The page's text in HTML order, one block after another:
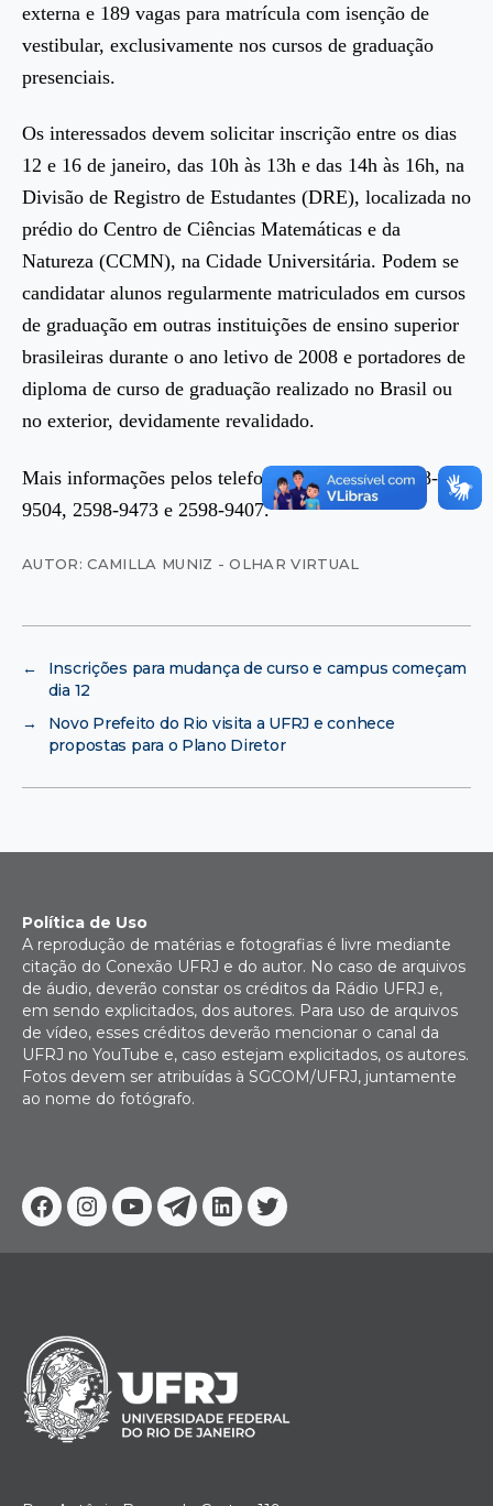
externa e 189 vagas para matrícula com isenção de
vestibular, exclusivamente nos cursos de graduação
presenciais.
Os interessados devem solicitar inscrição entre os dias
12 e 16 de janeiro, das 10h às 13h e das 14h às 16h, na
Divisão de Registro de Estudantes (DRE), localizada no
prédio do Centro de Ciências Matemáticas e da
Natureza (CCMN), na Cidade Universitária. Podem se
candidatar alunos regularmente matriculados em cursos
de graduação em outras instituições de ensino superior
brasileiras durante o ano letivo de 2008 e portadores de
diploma de curso de graduação realizado no Brasil ou
no exterior, devidamente revalidado.
Mais informações pelos telefones 2598-9406, 2598-
9504, 2598-9473 e 2598-9407.
AUTOR: CAMILLA MUNIZ - OLHAR VIRTUAL
←
Inscrições para mudança de curso e campus começam
dia 12
→
Novo Prefeito do Rio visita a UFRJ e conhece
propostas para o Plano Diretor
Facebook
Instagram
YoutubeTelegram
Linkedin
Twitter
Política de Uso
A reprodução de matérias e fotografias é livre mediante
citação do Conexão UFRJ e do autor. No caso de arquivos
de áudio, deverão constar os créditos da Rádio UFRJ e,
em sendo explicitados, dos autores. Para uso de arquivos
de vídeo, esses créditos deverão mencionar o canal da
UFRJ no YouTube e, caso estejam explicitados, os autores.
Fotos devem ser atribuídas à SGCOM/UFRJ, juntamente
ao nome do fotógrafo.